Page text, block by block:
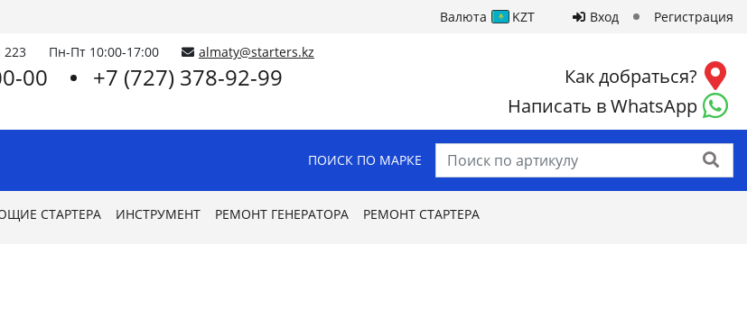
Валюта KZT Вход Регистрация
223 Пн-Пт 10:00-17:00 almaty@starters.kz
00 +7 (727) 378-92-99
Как добраться?
Написать в WhatsApp
ПОИСК ПО МАРКЕ Найти
СТАРТЕРА ИНСТРУМЕНТ РЕМОНТ ГЕНЕРАТОРА РЕМОНТ СТАРТЕРА